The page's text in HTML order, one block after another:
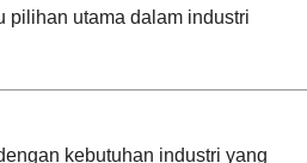
pilihan utama dalam industri
kebutuhan industri yang